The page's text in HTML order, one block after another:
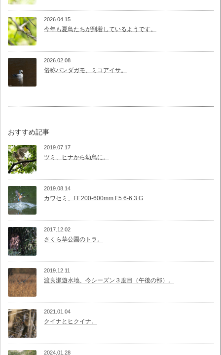
2026.04.15
今年も夏鳥たちが到着しているようです。
2026.02.08
俗称パンダガモ、ミコアイサ。
おすすめ記事
2019.07.17
ツミ、ヒナから幼鳥に。
2019.08.14
カワセミ、FE200-600mm F5.6-6.3 G
2017.12.02
さくら草公園のトラ。
2019.12.11
渡良瀬遊水地、今シーズン３度目（午後の部）。
2021.01.04
クイナとヒクイナ。
2024.01.28